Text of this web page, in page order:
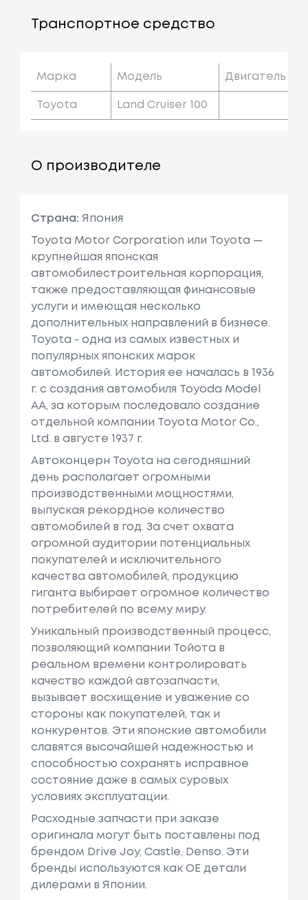
Транспортное средство
Марка Модель Двигатель
Toyota Land Cruiser 100
О производителе
Страна: Япония
Toyota Motor Corporation или Toyota —
крупнейшая японская
автомобилестроительная корпорация,
также предоставляющая финансовые
услуги и имеющая несколько
дополнительных направлений в бизнесе.
Toyota - одна из самых известных и
популярных японских марок
автомобилей. История ее началась в 1936
г. с создания автомобиля Toyoda Model
AA, за которым последовало создание
отдельной компании Toyota Motor Co.,
Ltd. в августе 1937 г.
Автоконцерн Toyota на сегодняшний
день располагает огромными
производственными мощностями,
выпуская рекордное количество
автомобилей в год. За счет охвата
огромной аудитории потенциальных
покупателей и исключительного
качества автомобилей, продукцию
гиганта выбирает огромное количество
потребителей по всему миру.
Уникальный производственный процесс,
позволяющий компании Тойота в
реальном времени контролировать
качество каждой автозапчасти,
вызывает восхищение и уважение со
стороны как покупателей, так и
конкурентов. Эти японские автомобили
славятся высочайшей надежностью и
способностью сохранять исправное
состояние даже в самых суровых
условиях эксплуатации.
Расходные запчасти при заказе
оригинала могут быть поставлены под
брендом Drive Joy, Castle, Denso. Эти
бренды используются как ОЕ детали
дилерами в Японии.